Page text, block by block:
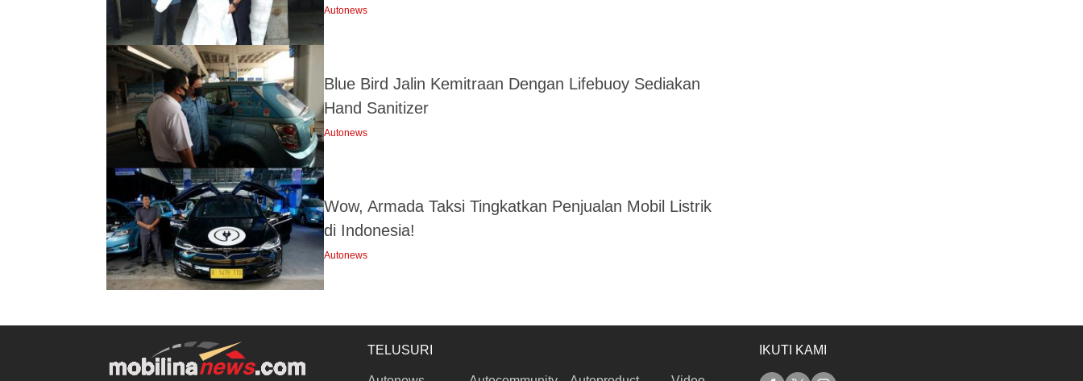
Autonews
Blue Bird Jalin Kemitraan Dengan Lifebuoy Sediakan
Hand Sanitizer
Autonews
Wow, Armada Taksi Tingkatkan Penjualan Mobil Listrik
di Indonesia!
Autonews
TELUSURI IKUTI KAMI